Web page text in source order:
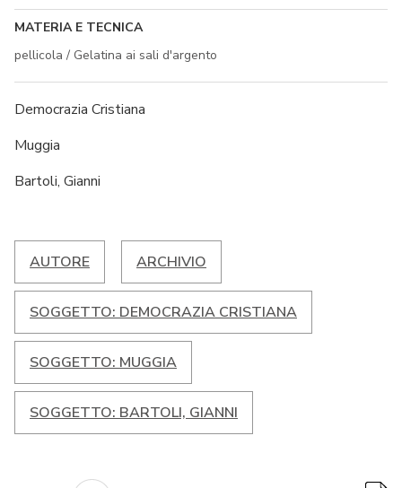
MATERIA E TECNICA
pellicola / Gelatina ai sali d'argento
Democrazia Cristiana
Muggia
Bartoli, Gianni
AUTORE ARCHIVIO
SOGGETTO: DEMOCRAZIA CRISTIANA
SOGGETTO: MUGGIA
SOGGETTO: BARTOLI, GIANNI